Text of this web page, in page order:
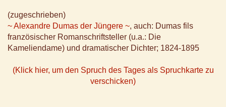
(zugeschrieben)
~ Alexandre Dumas der Jüngere ~, auch: Dumas fils
französischer Romanschriftsteller (u.a.: Die
Kameliendame) und dramatischer Dichter; 1824-1895
(Klick hier, um den Spruch des Tages als Spruchkarte zu
verschicken)